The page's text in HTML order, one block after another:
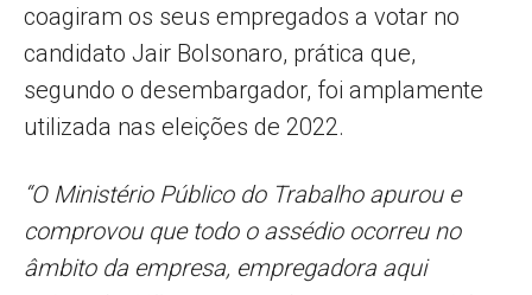
coagiram os seus empregados a votar no
candidato Jair Bolsonaro, prática que,
segundo o desembargador, foi amplamente
utilizada nas eleições de 2022.
“O Ministério Público do Trabalho apurou e
comprovou que todo o assédio ocorreu no
âmbito da empresa, empregadora aqui